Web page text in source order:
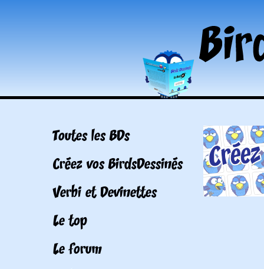
Toutes les BDs
Créez vos BirdsDessinés
Verbi et Devinettes
Le top
Le forum